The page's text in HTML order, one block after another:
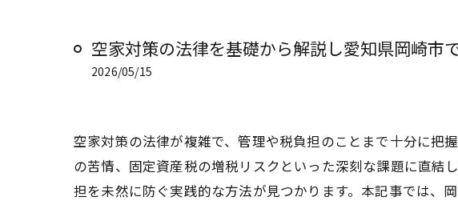
空家対策の法律を基礎から解説し愛知県岡崎市
2026/05/15
空家対策の法律が複雑で、管理や税負担のことまで十分に把
の苦情、固定資産税の増税リスクといった深刻な課題に直結
担を未然に防ぐ実践的な方法が見つかります。本記事では、